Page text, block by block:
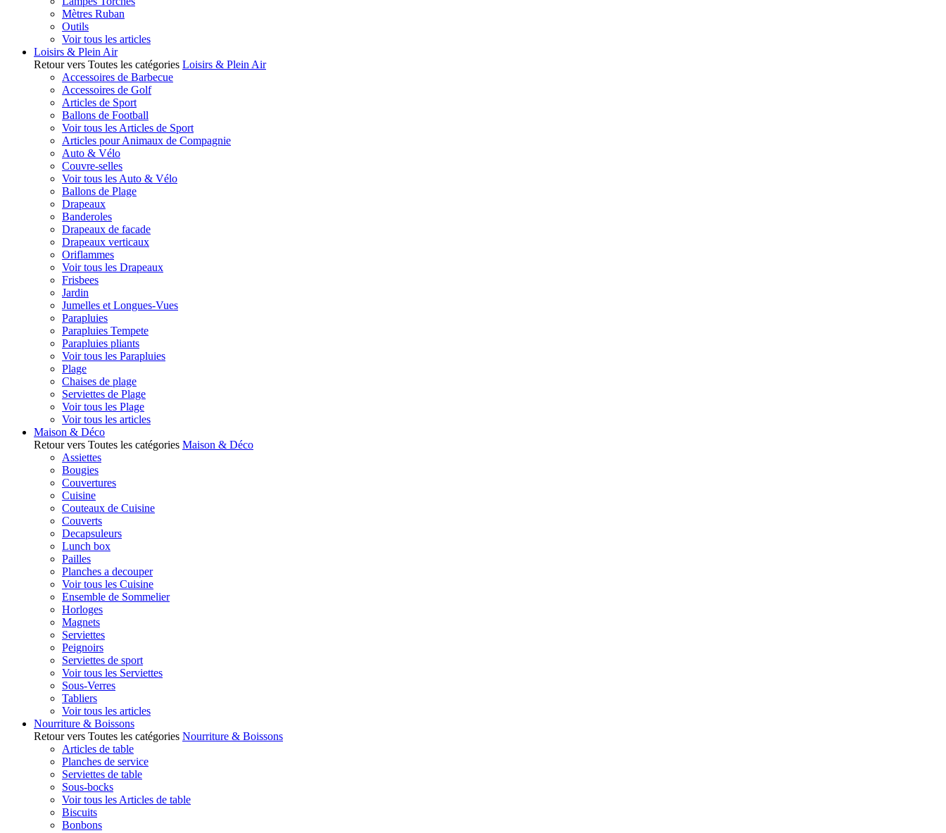
Mètres Ruban
Outils
Voir tous les articles
Loisirs & Plein Air
Retour vers Toutes les catégories Loisirs & Plein Air
Accessoires de Barbecue
Accessoires de Golf
Articles de Sport
Ballons de Football
Voir tous les Articles de Sport
Articles pour Animaux de Compagnie
Auto & Vélo
Couvre-selles
Voir tous les Auto & Vélo
Ballons de Plage
Drapeaux
Banderoles
Drapeaux de facade
Drapeaux verticaux
Oriflammes
Voir tous les Drapeaux
Frisbees
Jardin
Jumelles et Longues-Vues
Parapluies
Parapluies Tempete
Parapluies pliants
Voir tous les Parapluies
Plage
Chaises de plage
Serviettes de Plage
Voir tous les Plage
Voir tous les articles
Maison & Déco
Retour vers Toutes les catégories Maison & Déco
Assiettes
Bougies
Couvertures
Cuisine
Couteaux de Cuisine
Couverts
Decapsuleurs
Lunch box
Pailles
Planches a decouper
Voir tous les Cuisine
Ensemble de Sommelier
Horloges
Magnets
Serviettes
Peignoirs
Serviettes de sport
Voir tous les Serviettes
Sous-Verres
Tabliers
Voir tous les articles
Nourriture & Boissons
Retour vers Toutes les catégories Nourriture & Boissons
Articles de table
Planches de service
Serviettes de table
Sous-bocks
Voir tous les Articles de table
Biscuits
Bonbons